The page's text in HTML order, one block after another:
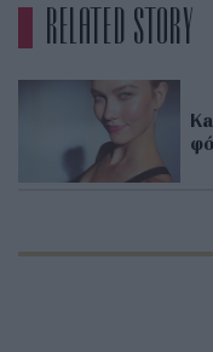
RELATED STORY